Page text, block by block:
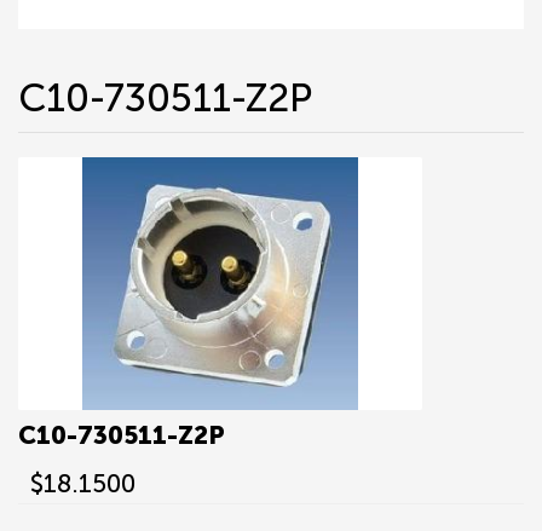
C10-730511-Z2P
C10-730511-Z2P
$18.1500